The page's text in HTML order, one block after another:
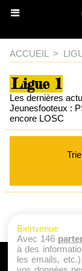
ACCUEIL >
Ligue 1
Les dernières
Jeunesfooteux :
encore LOSC
Bienvenue
Avec 146
à des
les emails,